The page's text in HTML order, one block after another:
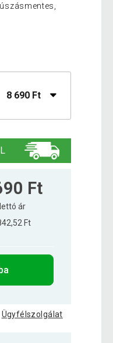
8 690 Ft
3 390 Ft
Ft
ár
Ft
Ügyfélszolgálat